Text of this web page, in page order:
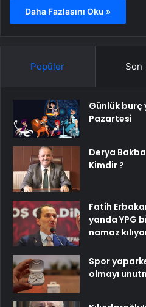
Daha Fazlasını Oku »
Popüler Son
Günlük burç
Pazartesi
Derya
Kimdir ?
Fatih
yanda YPG
namaz
Spor
olmayı